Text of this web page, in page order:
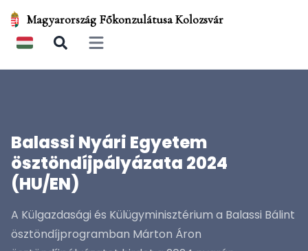
Magyarország Főkonzulátusa Kolozsvár
Open main menu
Balassi Nyári Egyetem
ösztöndíjpályázata 2024
(HU/EN)
A Külgazdasági és Külügyminisztérium a Balassi Bálint
ösztöndíjprogramban Márton Áron